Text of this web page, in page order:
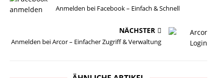
Anmelden bei Facebook – Einfach & Schnell
NÄCHSTER
Anmelden bei Arcor – Einfacher Zugriff & Verwaltung